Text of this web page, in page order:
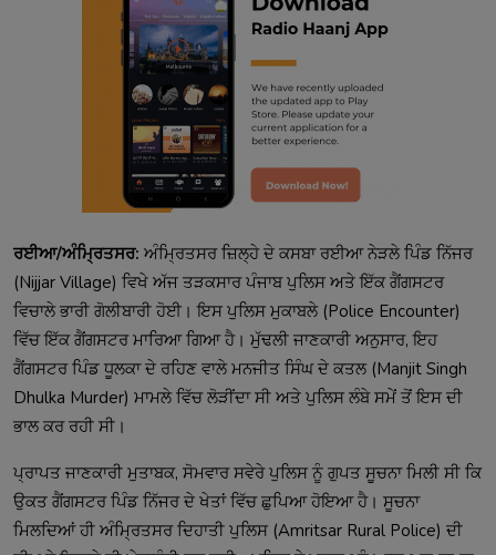
ਰਈਆ/ਅੰਮ੍ਰਿਤਸਰ: ਅੰਮ੍ਰਿਤਸਰ ਜ਼ਿਲ੍ਹੇ ਦੇ ਕਸਬਾ ਰਈਆ ਨੇੜਲੇ ਪਿੰਡ ਨਿੱਜਰ
(Nijjar Village) ਵਿਖੇ ਅੱਜ ਤੜਕਸਾਰ ਪੰਜਾਬ ਪੁਲਿਸ ਅਤੇ ਇੱਕ ਗੈਂਗਸਟਰ
ਵਿਚਾਲੇ ਭਾਰੀ ਗੋਲੀਬਾਰੀ ਹੋਈ। ਇਸ ਪੁਲਿਸ ਮੁਕਾਬਲੇ (Police Encounter)
ਵਿੱਚ ਇੱਕ ਗੈਂਗਸਟਰ ਮਾਰਿਆ ਗਿਆ ਹੈ। ਮੁੱਢਲੀ ਜਾਣਕਾਰੀ ਅਨੁਸਾਰ, ਇਹ
ਗੈਂਗਸਟਰ ਪਿੰਡ ਧੂਲਕਾ ਦੇ ਰਹਿਣ ਵਾਲੇ ਮਨਜੀਤ ਸਿੰਘ ਦੇ ਕਤਲ (Manjit Singh
Dhulka Murder) ਮਾਮਲੇ ਵਿੱਚ ਲੋੜੀਂਦਾ ਸੀ ਅਤੇ ਪੁਲਿਸ ਲੰਬੇ ਸਮੇਂ ਤੋਂ ਇਸ ਦੀ
ਭਾਲ ਕਰ ਰਹੀ ਸੀ।
ਪ੍ਰਾਪਤ ਜਾਣਕਾਰੀ ਮੁਤਾਬਕ, ਸੋਮਵਾਰ ਸਵੇਰੇ ਪੁਲਿਸ ਨੂੰ ਗੁਪਤ ਸੂਚਨਾ ਮਿਲੀ ਸੀ ਕਿ
ਉਕਤ ਗੈਂਗਸਟਰ ਪਿੰਡ ਨਿੱਜਰ ਦੇ ਖੇਤਾਂ ਵਿੱਚ ਛੁਪਿਆ ਹੋਇਆ ਹੈ। ਸੂਚਨਾ
ਮਿਲਦਿਆਂ ਹੀ ਅੰਮ੍ਰਿਤਸਰ ਦਿਹਾਤੀ ਪੁਲਿਸ (Amritsar Rural Police) ਦੀ